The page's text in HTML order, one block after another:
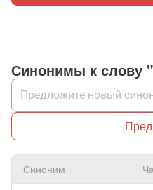
Синонимы к слову
Синоним